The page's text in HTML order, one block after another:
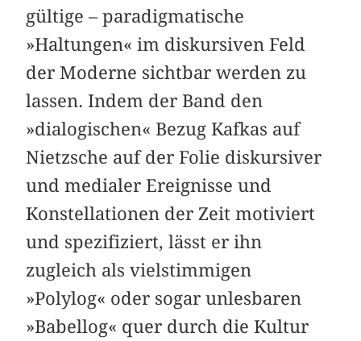
gültige – paradigmatische
»Haltungen« im diskursiven Feld
der Moderne sichtbar werden zu
lassen. Indem der Band den
»dialogischen« Bezug Kafkas auf
Nietzsche auf der Folie diskursiver
und medialer Ereignisse und
Konstellationen der Zeit motiviert
und spezifiziert, lässt er ihn
zugleich als vielstimmigen
»Polylog« oder sogar unlesbaren
»Babellog« quer durch die Kultur